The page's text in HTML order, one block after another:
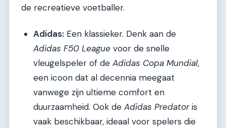
de recreatieve voetballer.
Adidas: Een klassieker. Denk aan de
Adidas F50 League voor de snelle
vleugelspeler of de Adidas Copa Mundial,
een icoon dat al decennia meegaat
vanwege zijn ultieme comfort en
duurzaamheid. Ook de Adidas Predatoris
vaak beschikbaar, ideaal voor spelers die